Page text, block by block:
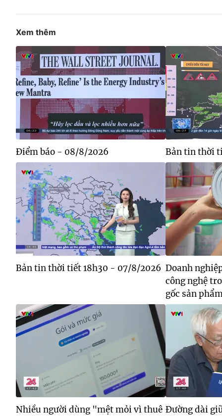
Xem thêm
Điểm báo - 08/8/2026 Bản tin thời
Bản tin thời tiết 18h30 - 07/8/2026 Doanh
công nghệ
gốc sản
Nhiều người dùng "mệt mỏi vì thuê Đường dài